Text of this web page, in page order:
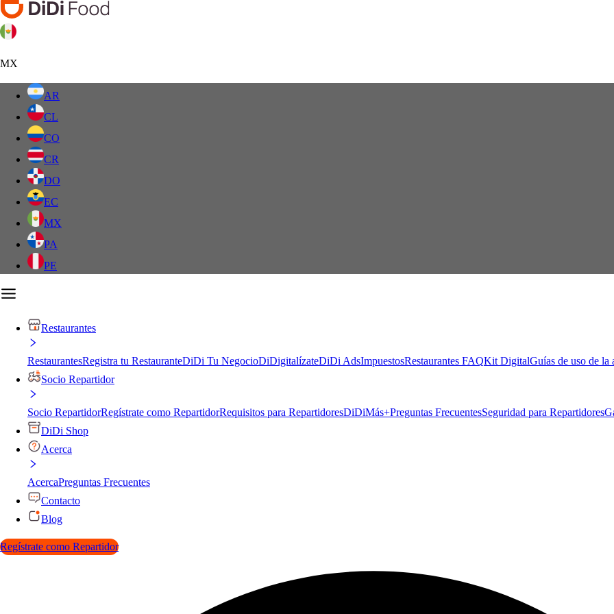
MX
AR
CL
CO
CR
DO
EC
MX
PA
PE
Restaurantes
RestaurantesRegistra tu RestauranteDiDi Tu NegocioDiDigitalízateDiDi AdsImpuestosRestaurantes FAQKit DigitalGuías de uso de la
Socio Repartidor
Socio RepartidorRegístrate como RepartidorRequisitos para RepartidoresDiDiMás+Preguntas FrecuentesSeguridad para Repartidores
DiDi Shop
Acerca
AcercaPreguntas Frecuentes
Contacto
Blog
Regístrate como Repartidor